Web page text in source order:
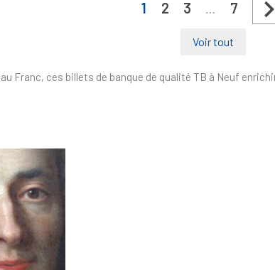
1 2 3 7 
Voir tout
Franc, ces billets de banque de qualité TB à Neuf